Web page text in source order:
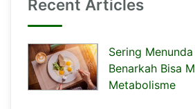
Recent Articles
Sering
Benarkah Bisa
Metabolisme